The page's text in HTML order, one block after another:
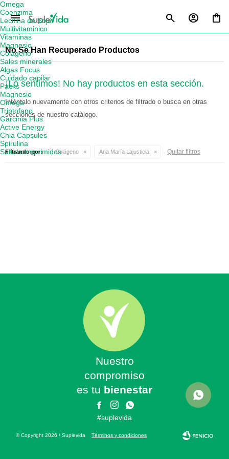
menu
No Se Han Recuperado Productos
¡Lo sentimos! No hay productos en esta sección.
Inténtalo nuevamente con otros criterios de filtrado o busca en otras
secciones de nuestro catálogo.
Filtrando por: Colágeno Ana María Lajusticia Quitar filtros
Omega
Coenzima
Lecitina de Soja
Multivitaminico
Vitaminas
Magnesio
Colágeno
Sales minerales
Algas Focus
Cuidado capilar
Packs
Magnesio
Omega
Triptofano
Garcinia Plus
Active Energy
Chia Capsules
Spirulina
Satial comprimidos
Nuestro
compromiso
es tu bienestar
 

#suplevida
© Copyright 2026 / SuplevidaTérminos y condiciones